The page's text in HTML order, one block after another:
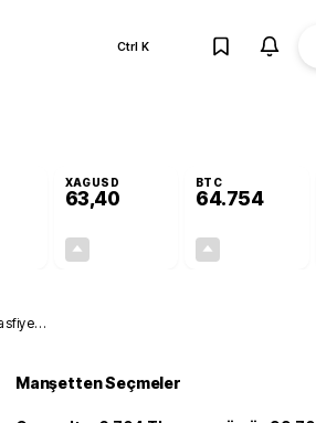
Ctrl K
XAGUSD
63,40
BTC
64.754
Manşetten Seçmeler